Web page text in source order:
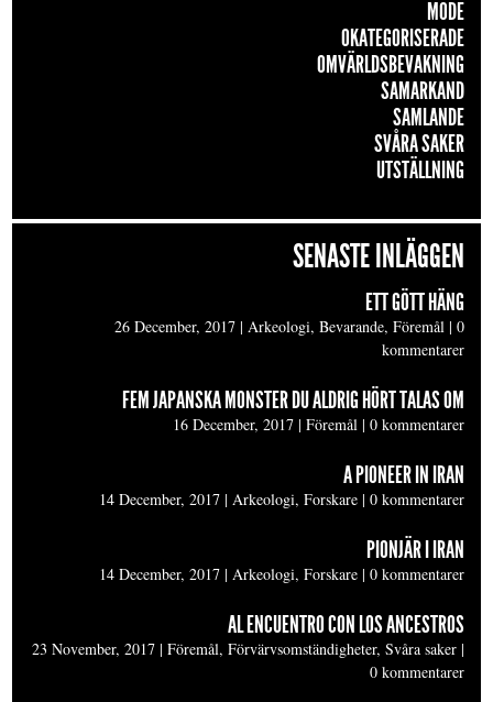
MODE
OKATEGORISERADE
OMVÄRLDSBEVAKNING
SAMARKAND
SAMLANDE
SVÅRA SAKER
UTSTÄLLNING
SENASTE INLÄGGEN
ETT GÖTT HÄNG
26 December, 2017 | Arkeologi, Bevarande, Föremål |0
kommentarer
FEM JAPANSKA MONSTER DU ALDRIG HÖRT TALAS OM
16 December, 2017 |Föremål |0 kommentarer
A PIONEER IN IRAN
14 December, 2017 | Arkeologi, Forskare |0 kommentarer
PIONJÄR I IRAN
14 December, 2017 | Arkeologi, Forskare |0 kommentarer
AL ENCUENTRO CON LOS ANCESTROS
23 November, 2017 |Föremål, Förvärvsomständigheter, Svåra saker |
0 kommentarer